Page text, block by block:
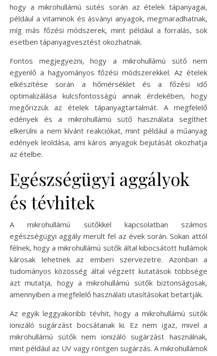
hogy a mikrohullámú sütés során az ételek tápanyagai,
például a vitaminok és ásványi anyagok, megmaradhatnak,
míg más főzési módszerek, mint például a forralás, sok
esetben tápanyagvesztést okozhatnak.
Fontos megjegyezni, hogy a mikrohullámú sütő nem
egyenlő a hagyományos főzési módszerekkel. Az ételek
elkészítése során a hőmérséklet és a főzési idő
optimalizálása kulcsfontosságú annak érdekében, hogy
megőrizzük az ételek tápanyagtartalmát. A megfelelő
edények és a mikrohullámú sütő használata segíthet
elkerülni a nem kívánt reakciókat, mint például a műanyag
edények leoldása, ami káros anyagok bejutását okozhatja
az ételbe.
Egészségügyi aggályok
és tévhitek
A mikrohullámú sütőkkel kapcsolatban számos
egészségügyi aggály merült fel az évek során. Sokan attól
félnek, hogy a mikrohullámú sütők által kibocsátott hullámok
károsak lehetnek az emberi szervezetre. Azonban a
tudományos közösség által végzett kutatások többsége
azt mutatja, hogy a mikrohullámú sütők biztonságosak,
amennyiben a megfelelő használati utasításokat betartják.
Az egyik leggyakoribb tévhit, hogy a mikrohullámú sütők
ionizáló sugárzást bocsátanak ki. Ez nem igaz, mivel a
mikrohullámú sütők nem ionizáló sugárzást használnak,
mint például az UV vagy röntgen sugárzás. A mikrohullámok